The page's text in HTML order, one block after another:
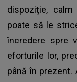
dispoziție,
poate să le
încredere spre
eforturile lor,
până în prezent.